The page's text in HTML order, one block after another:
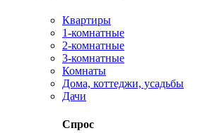
Квартиры
1-комнатные
2-комнатные
3-комнатные
Комнаты
Дома, коттеджи, усадьбы
Дачи
Спрос